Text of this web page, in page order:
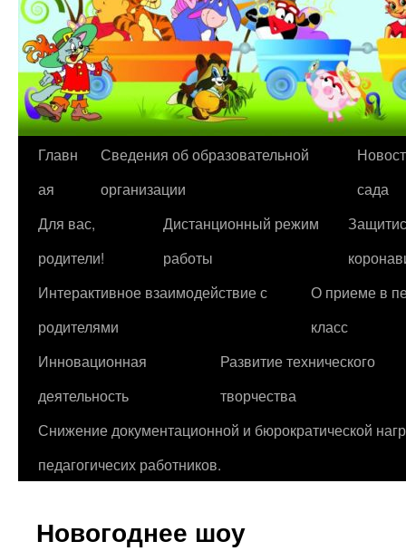
Перейти
содержимому
Главн
ая
Сведения об образовательной
организации
сада
Для вас,
родители!
Дистанционный режим
работы
Интерактивное взаимодействие с
родителями
О приеме в
класс
Инновационная
деятельность
Развитие технического
творчества
Снижение документационной и бюрократической
педагогичесих работников.
Новогоднее шоу